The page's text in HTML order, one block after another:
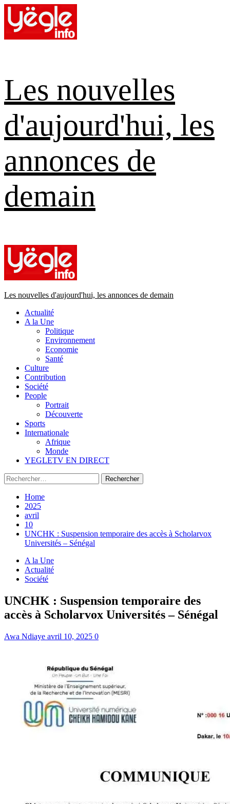
Skip
content
Les nouvelles
d'aujourd'hui, les
annonces de
demain
Primary
Les nouvelles d'aujourd'hui, les annonces de demain
Actualité
A la Une
Politique
Environnement
Economie
Santé
Culture
Contribution
Société
People
Portrait
Découverte
Sports
Internationale
Afrique
Monde
YEGLETV EN DIRECT
Rechercher :
Home
2025
avril
10
UNCHK : Suspension temporaire des accès à Scholarvox
Universités – Sénégal
A la Une
Actualité
Société
UNCHK : Suspension temporaire des
accès à Scholarvox Universités – Sénégal
Awa Ndiaye avril 10, 2025 0